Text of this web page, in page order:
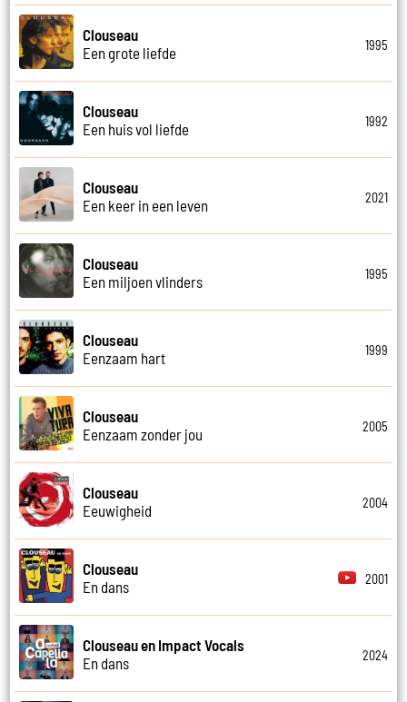
Clouseau
Een grote liefde
1995
Clouseau
Een huis vol liefde
1992
Clouseau
Een keer in een leven
2021
Clouseau
Een miljoen vlinders
1995
Clouseau
Eenzaam hart
1999
Clouseau
Eenzaam zonder jou
2005
Clouseau
Eeuwigheid
2004
Clouseau
En dans
2001
Clouseau en Impact Vocals
En dans
2024